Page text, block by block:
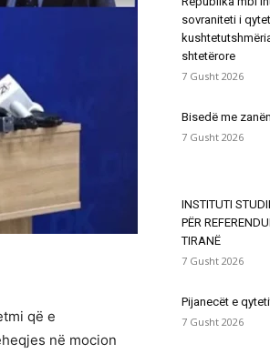
që e
në mocion
sovraniteti i
shtetërore
7 Gusht 2026
Bisedë me zanën
7 Gusht 2026
INSTITUTI
PËR
TIRANË
7 Gusht 2026
Pijanecët e
7 Gusht 2026